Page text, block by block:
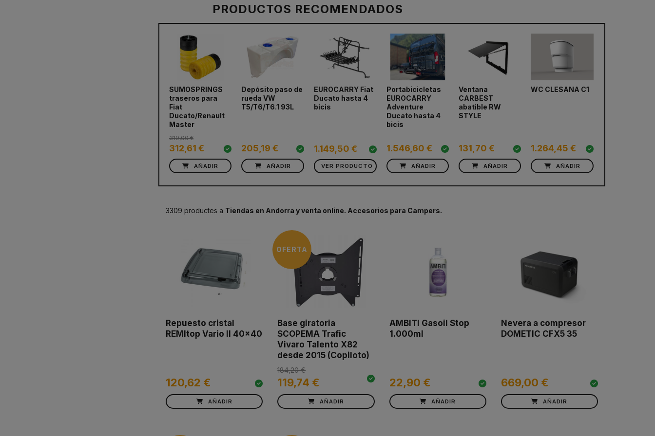
PRODUCTOS RECOMENDADOS
SUMOSPRINGS
traseros para
Fiat
Ducato/Renault
Master
312,61 €
319,00 €
AÑADIR
Depósito paso de
rueda VW
T5/T6/T6.1 93L
205,19 €
AÑADIR
EUROCARRY Fiat
Ducato hasta 4
bicis
1.149,50 €
VER PRODUCTO
Portabicicletas
EUROCARRY
Adventure
Ducato hasta 4
bicis
1.546,60 €
AÑADIR
Ventana
CARBEST
abatible RW
STYLE
131,70 €
AÑADIR
WC CLESANA C1
1.264,45 €
AÑADIR
prev
3309 productes a Tiendas en Andorra y venta online. Accesorios para Campers.
Repuesto cristal
REMItop Vario II 40x40
120,62 €
AÑADIR
OFERTA
Base giratoria
SCOPEMA Trafic
Vivaro Talento X82
desde 2015 (Copiloto)
119,74 €
184,20 €
AÑADIR
AMBITI Gasoil Stop
1.000ml
22,90 €
AÑADIR
Nevera a compresor
DOMETIC CFX5 35
669,00 €
AÑADIR